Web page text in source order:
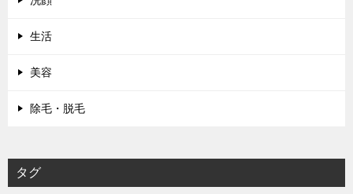
生活
美容
除毛・脱毛
タグ